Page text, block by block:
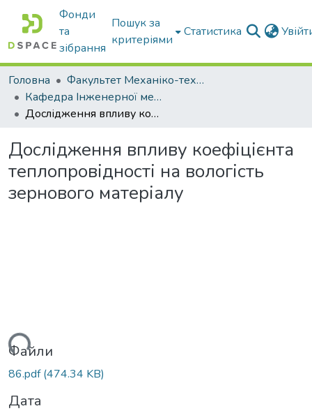
Фонди
та
зібрання
Пошук за
критеріями
Статистика
Головна
Факультет Механіко-технологічний
Кафедра Інженерної механіки та комп'ютерного проектування
Дослідження впливу коефіцієнта теплопровідності на вологість зернового матеріалу
Дослідження впливу коефіцієнта
теплопровідності на вологість
зернового матеріалу
Файли
86.pdf(474.34 KB)
Дата